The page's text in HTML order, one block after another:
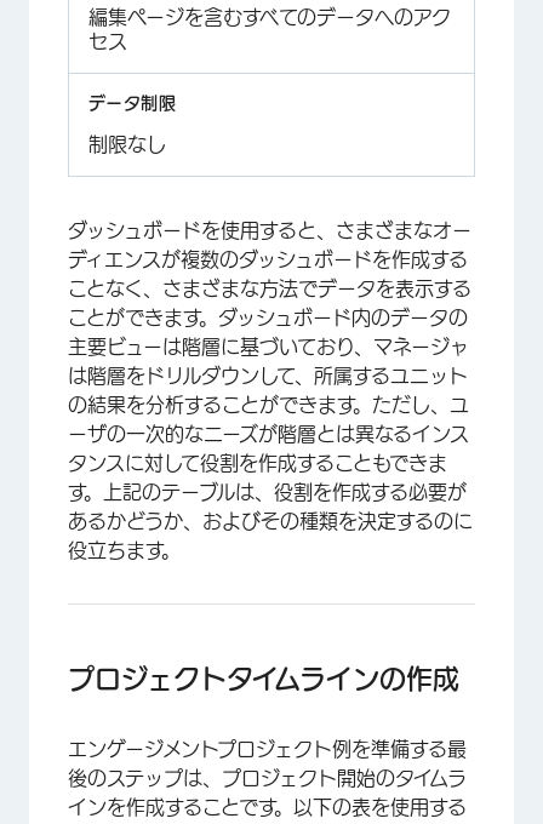
編集ページを含むすべてのデータへのアク
セス
制限なし
ダッシュボードを使用すると、さまざまなオー
ディエンスが複数のダッシュボードを作成する
ことなく、さまざまな方法でデータを表示する
ことができます。ダッシュボード内のデータの
主要ビューは階層に基づいており、マネージャ
は階層をドリルダウンして、所属するユニット
の結果を分析することができます。ただし、ユ
ーザの一次的なニーズが階層とは異なるインス
タンスに対して役割を作成することもできま
す。上記のテーブルは、役割を作成する必要が
あるかどうか、およびその種類を決定するのに
役立ちます。
プロジェクトタイムラインの作成
エンゲージメントプロジェクト例を準備する最
後のステップは、プロジェクト開始のタイムラ
インを作成することです。以下の表を使用する